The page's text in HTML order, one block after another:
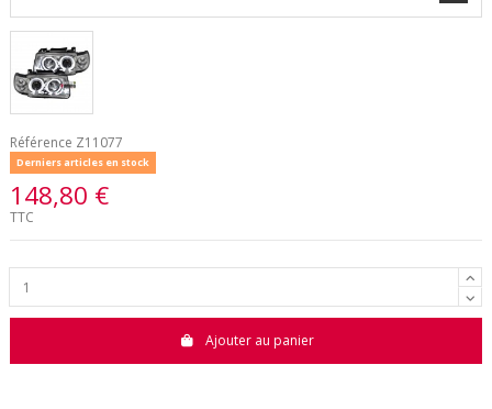
Référence Z11077
Derniers articles en stock
148,80 €
TTC
Ajouter au panier